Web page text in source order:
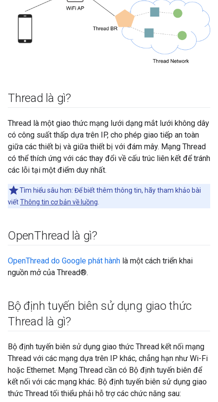
Thread là gì?
Thread là một giao thức mạng lưới dạng mắt lưới không dây
có công suất thấp dựa trên IP, cho phép giao tiếp an toàn
giữa các thiết bị và giữa thiết bị với đám mây. Mạng Thread
có thể thích ứng với các thay đổi về cấu trúc liên kết để tránh
các lỗi tại một điểm duy nhất.
Tìm hiểu sâu hơn: Để biết thêm thông tin, hãy tham khảo bài
viếtThông tin cơ bản về luồng
OpenThread là gì?
OpenThread do Google phát hành là một cách triển khai
nguồn mở của Thread®.
Bộ định tuyến biên sử dụng giao thức
Thread là gì?
Bộ định tuyến biên sử dụng giao thức Thread kết nối mạng
Thread với các mạng dựa trên IP khác, chẳng hạn như Wi-Fi
hoặc Ethernet. Mạng Thread cần có Bộ định tuyến biên để
kết nối với các mạng khác. Bộ định tuyến biên sử dụng giao
thức Thread tối thiểu phải hỗ trợ các chức năng sau: